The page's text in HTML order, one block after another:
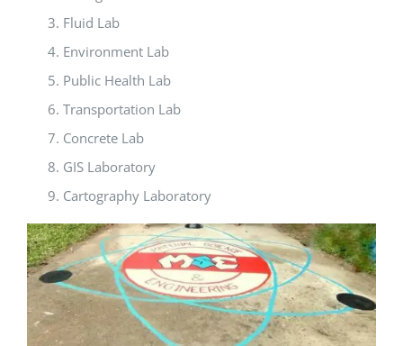
Fluid Lab
Environment Lab
Public Health Lab
Transportation Lab
Concrete Lab
GIS Laboratory
Cartography Laboratory